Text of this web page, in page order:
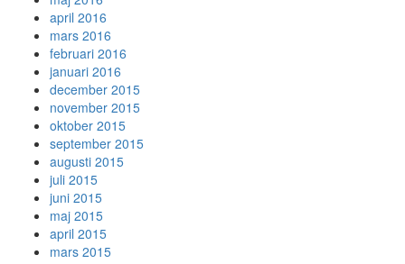
april 2016
mars 2016
februari 2016
januari 2016
december 2015
november 2015
oktober 2015
september 2015
augusti 2015
juli 2015
juni 2015
maj 2015
april 2015
mars 2015